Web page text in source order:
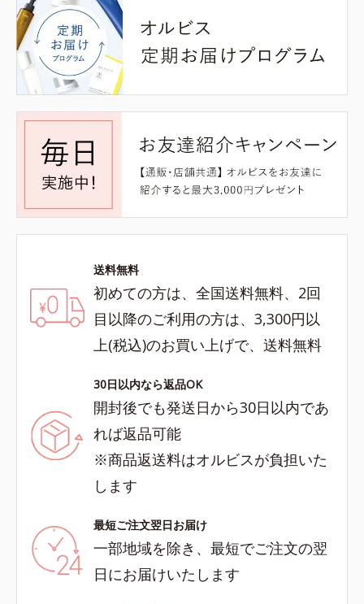
送料無料
初めての方は、全国送料無料、2回
目以降のご利用の方は、3,300円以
上(税込)のお買い上げで、送料無料
30日以内なら返品OK
開封後でも発送日から30日以内であ
れば返品可能
※商品返送料はオルビスが負担いた
します
最短ご注文翌日お届け
一部地域を除き、最短でご注文の翌
日にお届けいたします